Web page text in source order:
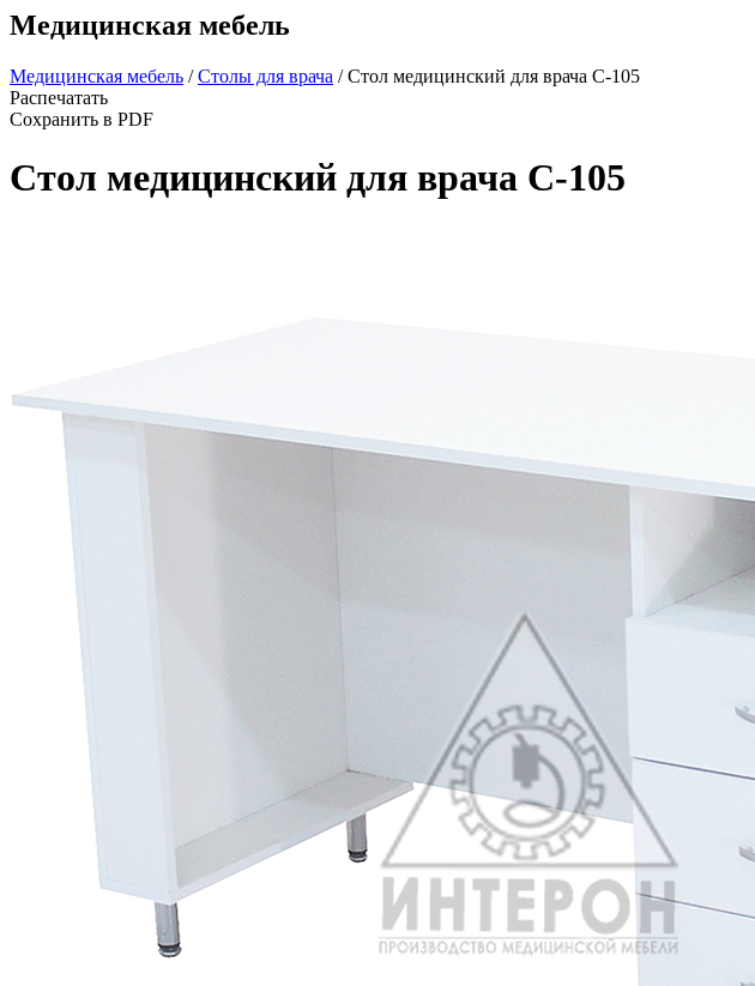
Медицинская мебель
Медицинская мебель /Столы для врача /Стол медицинский для врача С-105
Распечатать
Сохранить в PDF
Стол медицинский для врача С-105